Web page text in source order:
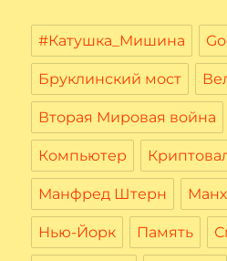
#Катушка_Мишина
Бруклинский мост
Вторая Мировая война
Компьютер
Манфред Штерн
Нью-Йорк Память